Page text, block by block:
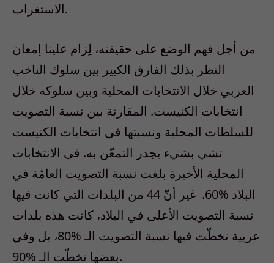
الاستغراب.
من أجل فهم الوضع على حقيقته، لِزام علينا إمعان
النظر بذلك الفارق الكبير بين سلوك الناخب
العربي خلال الانتخابات المحلية وبين سلوكه خلال
انتخابات الكنيست. المقارنة بين نسبة التصويت
للسلطات المحلية ونسبتها في انتخابات الكنيست
تشي بشيء يجدر التمعّن به. في الانتخابات
المحلية الأخيرة بلغت نسبة التصويت العامّة في
البلاد %60. غير أنّ 44 من البلدات التي كانت فيها
نسبة التصويت الأعلى في البلاد، كانت هذه بلدات
عربية تخطّت فيها نسبة التصويت الـ %80، بل وفي
بعضها تخطّت الـ %90.